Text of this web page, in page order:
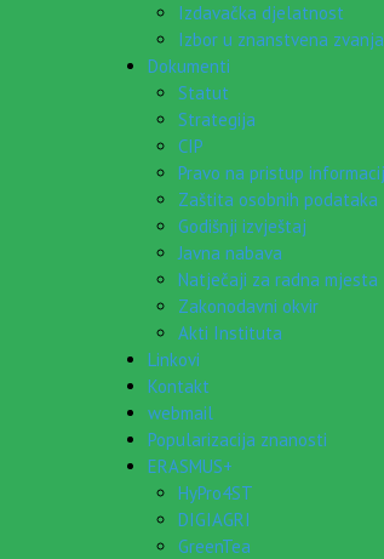
Izdavačka djelatnost
Izbor u znanstvena zvanja
Dokumenti
Statut
Strategija
CIP
Pravo na pristup
Zaštita osobnih podataka
Godišnji izvještaj
Javna nabava
Natječaji za radna mjesta
Zakonodavni okvir
Akti Instituta
Linkovi
Kontakt
webmail
Popularizacija znanosti
ERASMUS+
HyPro4ST
DIGIAGRI
GreenTea